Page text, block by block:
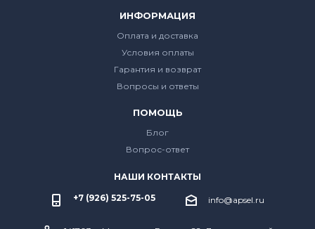
ИНФОРМАЦИЯ
Оплата и доставка
Условия оплаты
Гарантия и возврат
Вопросы и ответы
ПОМОЩЬ
Блог
Вопрос-ответ
НАШИ КОНТАКТЫ
+7 (926) 525-75-05
info@apsel.ru